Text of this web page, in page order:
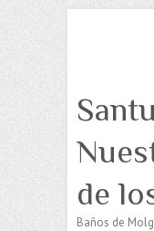
de
Baños de